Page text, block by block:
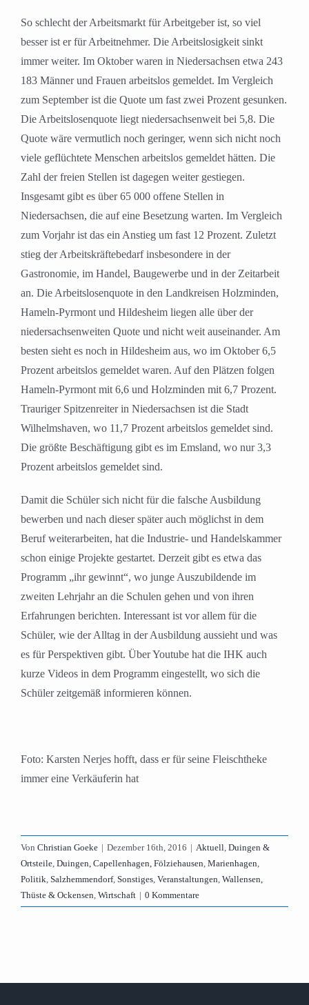
So schlecht der Arbeitsmarkt für Arbeitgeber ist, so viel
besser ist er für Arbeitnehmer. Die Arbeitslosigkeit sinkt
immer weiter. Im Oktober waren in Niedersachsen etwa 243
183 Männer und Frauen arbeitslos gemeldet. Im Vergleich
zum September ist die Quote um fast zwei Prozent gesunken.
Die Arbeitslosenquote liegt niedersachsenweit bei 5,8. Die
Quote wäre vermutlich noch geringer, wenn sich nicht noch
viele geflüchtete Menschen arbeitslos gemeldet hätten. Die
Zahl der freien Stellen ist dagegen weiter gestiegen.
Insgesamt gibt es über 65 000 offene Stellen in
Niedersachsen, die auf eine Besetzung warten. Im Vergleich
zum Vorjahr ist das ein Anstieg um fast 12 Prozent. Zuletzt
stieg der Arbeitskräftebedarf insbesondere in der
Gastronomie, im Handel, Baugewerbe und in der Zeitarbeit
an. Die Arbeitslosenquote in den Landkreisen Holzminden,
Hameln-Pyrmont und Hildesheim liegen alle über der
niedersachsenweiten Quote und nicht weit auseinander. Am
besten sieht es noch in Hildesheim aus, wo im Oktober 6,5
Prozent arbeitslos gemeldet waren. Auf den Plätzen folgen
Hameln-Pyrmont mit 6,6 und Holzminden mit 6,7 Prozent.
Trauriger Spitzenreiter in Niedersachsen ist die Stadt
Wilhelmshaven, wo 11,7 Prozent arbeitslos gemeldet sind.
Die größte Beschäftigung gibt es im Emsland, wo nur 3,3
Prozent arbeitslos gemeldet sind.
Damit die Schüler sich nicht für die falsche Ausbildung
bewerben und nach dieser später auch möglichst in dem
Beruf weiterarbeiten, hat die Industrie- und Handelskammer
schon einige Projekte gestartet. Derzeit gibt es etwa das
Programm „ihr gewinnt“, wo junge Auszubildende im
zweiten Lehrjahr an die Schulen gehen und von ihren
Erfahrungen berichten. Interessant ist vor allem für die
Schüler, wie der Alltag in der Ausbildung aussieht und was
es für Perspektiven gibt. Über Youtube hat die IHK auch
kurze Videos in dem Programm eingestellt, wo sich die
Schüler zeitgemäß informieren können.
Foto: Karsten Nerjes hofft, dass er für seine Fleischtheke
immer eine Verkäuferin hat
Von Christian Goeke | Dezember 16th, 2016 | Aktuell, Duingen &
Ortsteile, Duingen, Capellenhagen, Fölziehausen, Marienhagen,
Politik, Salzhemmendorf, Sonstiges, Veranstaltungen, Wallensen,
Thüste & Ockensen, Wirtschaft | 0 Kommentare